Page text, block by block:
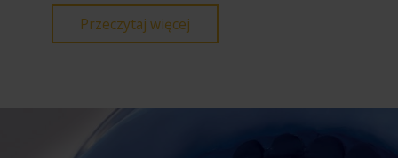
Przeczytaj więcej